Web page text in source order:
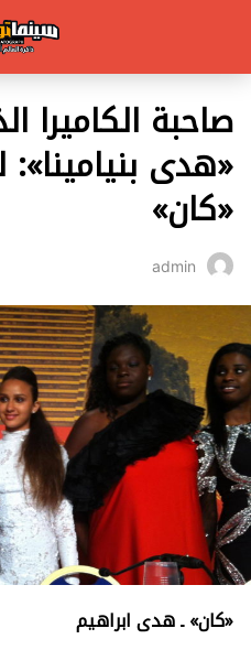
صاحبة الكاميرا
«هدى بنيامينا»:
«كان»
admin
«كان» ـ هدى ابراهيم